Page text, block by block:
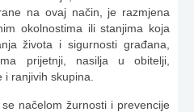
na ovaj način, je razmjena
okolnostima ili stanjima koja
života i sigurnosti građana,
prijetnji, nasilja u obitelji,
ranjivih skupina.
načelom žurnosti i prevencije